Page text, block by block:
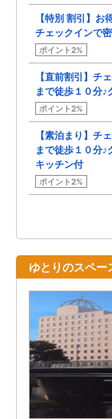
【特別 割引】
チェックインで密
ポイント2%
【直前割引】チ
まで徒歩１０分♪
ポイント2%
【素泊まり】チ
まで徒歩１０分♪
キッチン付
ポイント2%
ゆとりのスペー